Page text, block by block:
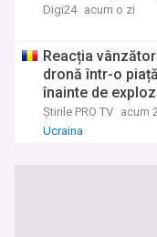
Digi24 acum o zi
Reacția
dronă într-o
înainte de
Știrile PRO TV acum
Ucraina